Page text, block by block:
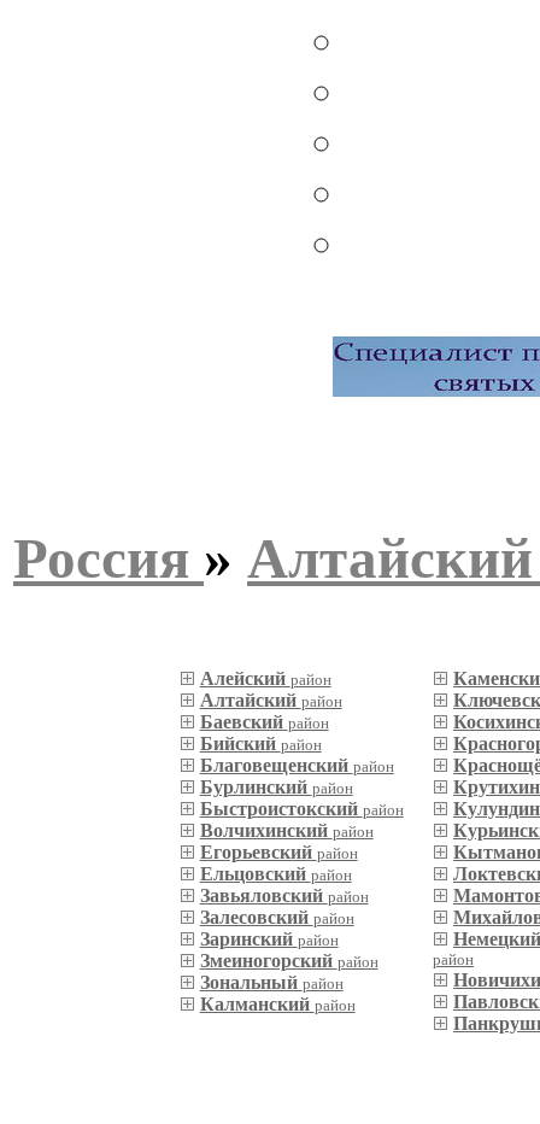
Россия »
Алейский район
Алтайский район
Баевский район
Бийский район
Благовещенский район
Бурлинский район
Быстроистокский район
Волчихинский район
Егорьевский район
Ельцовский район
Завьяловский район
Залесовский район
Заринский район
Змеиногорский район
Зональный район
Калманский район
район